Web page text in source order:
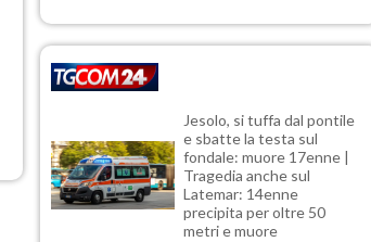
Jesolo, si tuffa dal pontile
e sbatte la testa sul
fondale: muore 17enne |
Tragedia anche sul
Latemar: 14enne
precipita per oltre 50
metri e muore